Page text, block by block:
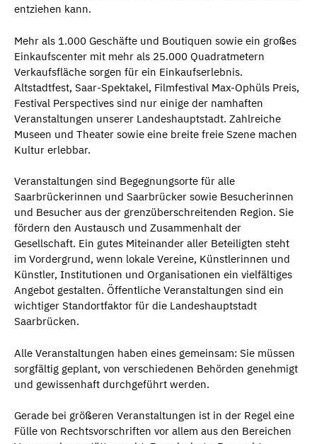
entziehen kann.
Mehr als 1.000 Geschäfte und Boutiquen sowie ein großes
Einkaufscenter mit mehr als 25.000 Quadratmetern
Verkaufsfläche sorgen für ein Einkaufserlebnis.
Altstadtfest, Saar-Spektakel, Filmfestival Max-Ophüls Preis,
Festival Perspectives sind nur einige der namhaften
Veranstaltungen unserer Landeshauptstadt. Zahlreiche
Museen und Theater sowie eine breite freie Szene machen
Kultur erlebbar.
Veranstaltungen sind Begegnungsorte für alle
Saarbrückerinnen und Saarbrücker sowie Besucherinnen
und Besucher aus der grenzüberschreitenden Region. Sie
fördern den Austausch und Zusammenhalt der
Gesellschaft. Ein gutes Miteinander aller Beteiligten steht
im Vordergrund, wenn lokale Vereine, Künstlerinnen und
Künstler, Institutionen und Organisationen ein vielfältiges
Angebot gestalten. Öffentliche Veranstaltungen sind ein
wichtiger Standortfaktor für die Landeshauptstadt
Saarbrücken.
Alle Veranstaltungen haben eines gemeinsam: Sie müssen
sorgfältig geplant, von verschiedenen Behörden genehmigt
und gewissenhaft durchgeführt werden.
Gerade bei größeren Veranstaltungen ist in der Regel eine
Fülle von Rechtsvorschriften vor allem aus den Bereichen